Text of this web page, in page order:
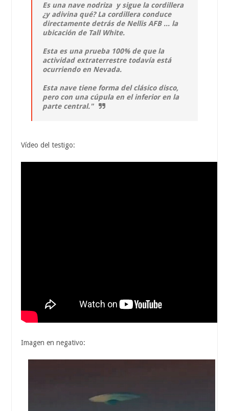
Es una nave nodriza y sigue la cordillera
¿y adivina qué? La cordillera conduce
directamente detrás de Nellis AFB ... la
ubicación de Tall White.
Esta es una prueba 100% de que la
actividad extraterrestre todavía está
ocurriendo en Nevada.
Esta nave tiene forma del clásico disco,
pero con una cúpula en el inferior en la
parte central."
Vídeo del testigo:
Imagen en negativo: